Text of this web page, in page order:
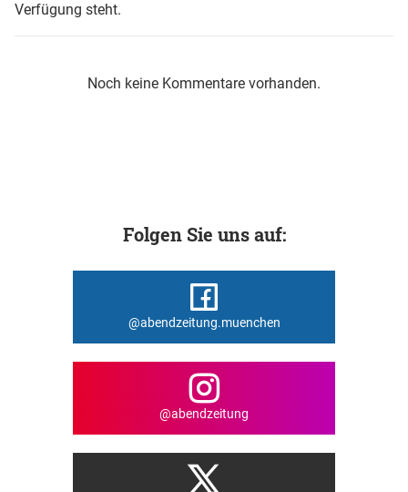
Verfügung steht.
Noch keine Kommentare vorhanden.
Folgen Sie uns auf:
@abendzeitung.muenchen
@abendzeitung